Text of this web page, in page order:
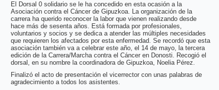
El Dorsal 0 solidario se le ha concedido en esta ocasión a la
Asociación contra el Cáncer de Gipuzkoa. La organización de la
carrera ha querido reconocer la labor que vienen realizando desde
hace más de sesenta años. Está formada por profesionales,
voluntarios y socios y se dedica a atender las múltiples necesidades
que requieren los afectados por esta enfermedad. Se recordó que esta
asociación también va a celebrar este año, el 14 de mayo, la tercera
edición de la Carrera/Marcha contra el Cáncer en Donosti. Recogió el
dorsal, en su nombre la coordinadora de Gipuzkoa, Noelia Pérez.
Finalizó el acto de presentación el vicerrector con unas palabras de
agradecimiento a todos los asistentes.